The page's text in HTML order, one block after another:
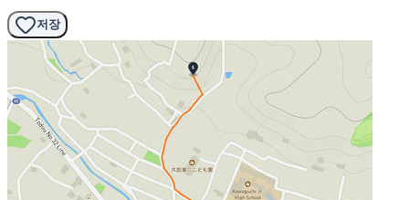
저장